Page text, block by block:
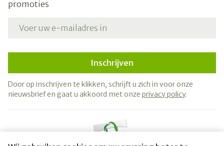
promoties
Inschrijven
Door op inschrijven te klikken, schrijft u zich in voor onze
nieuwsbrief en gaat u akkoord met onze privacy policy.